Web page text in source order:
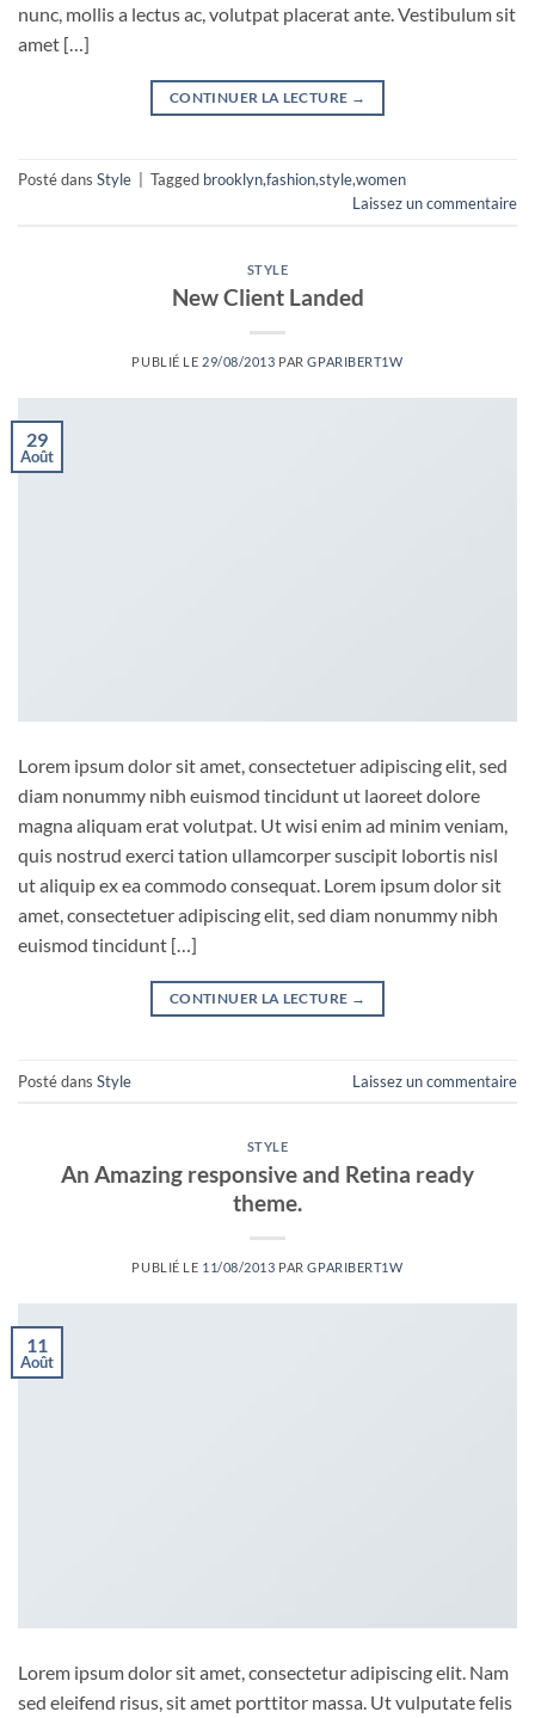
nunc, mollis a lectus ac, volutpat placerat ante. Vestibulum sit
amet […]
CONTINUER LA LECTURE →
Posté dans Style Tagged brooklyn,fashion,style,women
Laissez un commentaire
STYLE
New Client Landed
PUBLIÉ LE 29/08/2013 PARGPARIBERT1W
29
Août
Lorem ipsum dolor sit amet, consectetuer adipiscing elit, sed
diam nonummy nibh euismod tincidunt ut laoreet dolore
magna aliquam erat volutpat. Ut wisi enim ad minim veniam,
quis nostrud exerci tation ullamcorper suscipit lobortis nisl
ut aliquip ex ea commodo consequat. Lorem ipsum dolor sit
amet, consectetuer adipiscing elit, sed diam nonummy nibh
euismod tincidunt […]
CONTINUER LA LECTURE →
Posté dans Style Laissez un commentaire
STYLE
An Amazing responsive and Retina ready
theme.
PUBLIÉ LE 11/08/2013 PARGPARIBERT1W
11
Août
Lorem ipsum dolor sit amet, consectetur adipiscing elit. Nam
sed eleifend risus, sit amet porttitor massa. Ut vulputate felis